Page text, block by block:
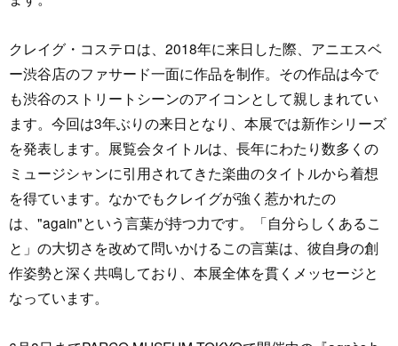
クレイグ・コステロは、2018年に来日した際、アニエスベ
ー渋谷店のファサード一面に作品を制作。その作品は今で
も渋谷のストリートシーンのアイコンとして親しまれてい
ます。今回は3年ぶりの来日となり、本展では新作シリーズ
を発表します。展覧会タイトルは、長年にわたり数多くの
ミュージシャンに引用されてきた楽曲のタイトルから着想
を得ています。なかでもクレイグが強く惹かれたの
は、"again"という言葉が持つ力です。「自分らしくあるこ
と」の大切さを改めて問いかけるこの言葉は、彼自身の創
作姿勢と深く共鳴しており、本展全体を貫くメッセージと
なっています。